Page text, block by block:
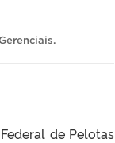
.
de Pelotas